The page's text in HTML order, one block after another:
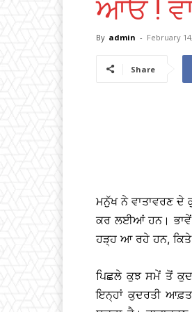
ਆਓ !
By admin - February
Share
ਮਨੁੱਖ ਨੇ ਵਾਤਾਵਰਣ
ਕਰ ਲਈਆਂ ਹਨ। ਭਾਵੇਂ
ਹੜ੍ਹ ਆ ਰਹੇ ਹਨ, ਕਿਤੇ
ਪਿਛਲੇ ਕੁਝ ਸਮੇਂ ਤੋਂ
ਇਨ੍ਹਾਂ ਕੁਦਰਤੀ